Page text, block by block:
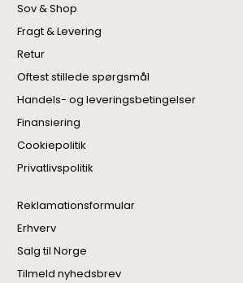
Sov & Shop
Fragt & Levering
Retur
Oftest stillede spørgsmål
Handels- og leveringsbetingelser
Finansiering
Cookiepolitik
Privatlivspolitik
Reklamationsformular
Erhverv
Salg til Norge
Tilmeld nyhedsbrev